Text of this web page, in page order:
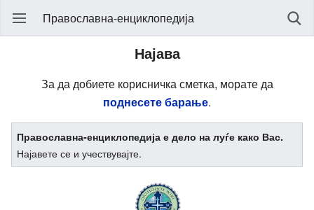
Православна-енциклопедија
Најава
За да добиете корисничка сметка, морате да
поднесете барање.
Православна-енциклопедија е дело на луѓе како Вас.
Најавете се и учествувајте.